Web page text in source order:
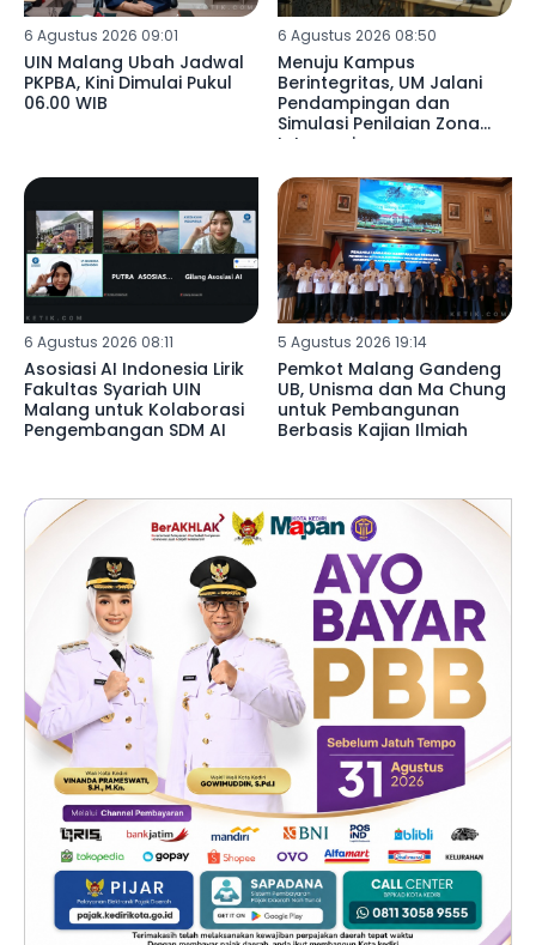
6 Agustus 2026 09:01
UIN Malang Ubah Jadwal
PKPBA, Kini Dimulai Pukul
06.00 WIB
6 Agustus 2026 08:50
Menuju Kampus
Berintegritas, UM Jalani
Pendampingan dan
Simulasi Penilaian Zona
Integrasi
6 Agustus 2026 08:11
Asosiasi AI Indonesia Lirik
Fakultas Syariah UIN
Malang untuk Kolaborasi
Pengembangan SDM AI
5 Agustus 2026 19:14
Pemkot Malang Gandeng
UB, Unisma dan Ma Chung
untuk Pembangunan
Berbasis Kajian Ilmiah